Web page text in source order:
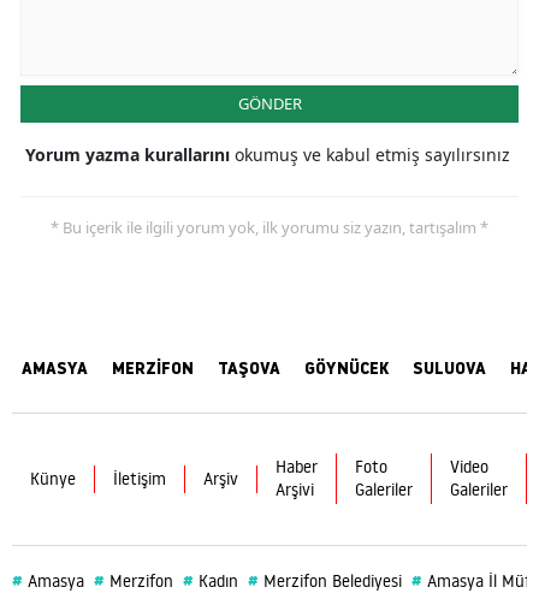
GÖNDER
Yorum yazma kurallarını okumuş ve kabul etmiş sayılırsınız
* Bu içerik ile ilgili yorum yok, ilk yorumu siz yazın, tartışalım *
AMASYA MERZİFON TAŞOVA GÖYNÜCEK SULUOVA
Künye İletişim Arşiv
Haber
Arşivi
Foto
Galeriler
Video
Galeriler
# Amasya # Merzifon # Kadın # Merzifon Belediyesi # Amasya İl